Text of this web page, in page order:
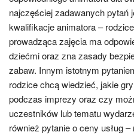
najczęściej zadawanych pytań
kwalifikacje animatora –
prowadząca zajęcia ma
dziećmi oraz zna zasady
zabaw. Innym istotnym
rodzice chcą wiedzieć, jakie
podczas imprezy oraz czy
uczestników lub tematu
również pytanie o ceny usług